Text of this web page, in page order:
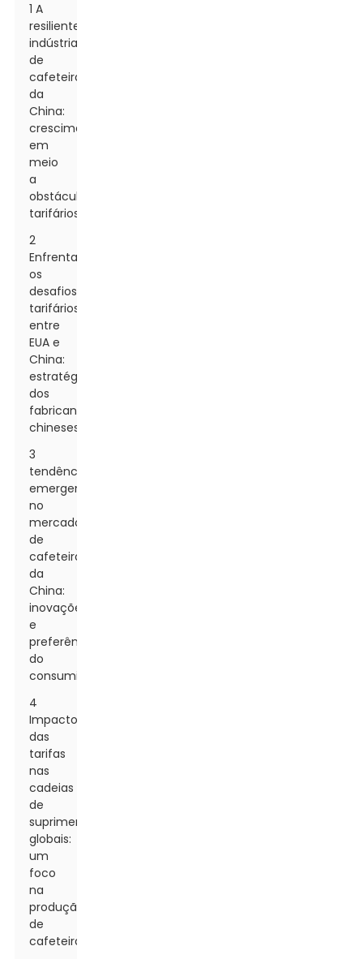
1 A
resiliente
indústria
de
cafeteiras
da
China:
crescimento
em
meio
a
obstáculos
tarifários
2
Enfrentando
os
desafios
tarifários
entre
EUA e
China:
estratégias
dos
fabricantes
chineses
3
tendências
emergentes
no
mercado
de
cafeteiras
da
China:
inovações
e
preferências
do
consumidor
4
Impacto
das
tarifas
nas
cadeias
de
suprimentos
globais:
um
foco
na
produção
de
cafeteiras